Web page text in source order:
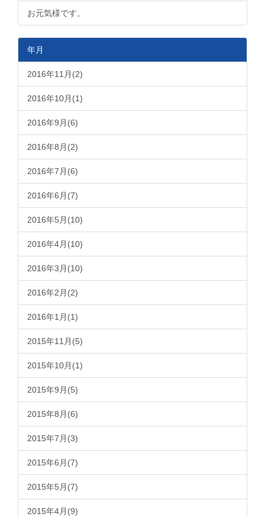
お元気様です。
年月
2016年11月(2)
2016年10月(1)
2016年9月(6)
2016年8月(2)
2016年7月(6)
2016年6月(7)
2016年5月(10)
2016年4月(10)
2016年3月(10)
2016年2月(2)
2016年1月(1)
2015年11月(5)
2015年10月(1)
2015年9月(5)
2015年8月(6)
2015年7月(3)
2015年6月(7)
2015年5月(7)
2015年4月(9)